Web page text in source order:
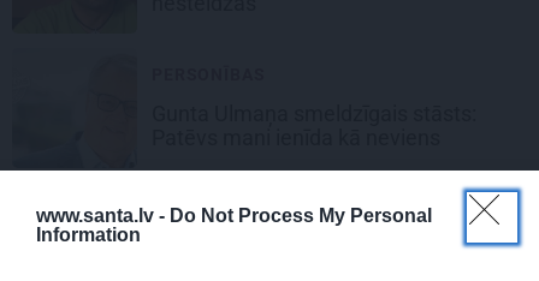
www.santa.lv - Do Not Process My Personal
Information